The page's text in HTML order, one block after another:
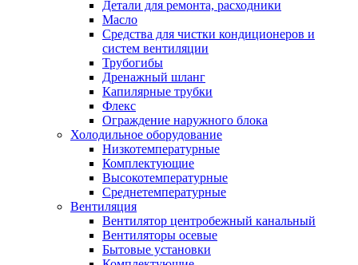
Детали для ремонта, расходники
Масло
Средства для чистки кондиционеров и
систем вентиляции
Трубогибы
Дренажный шланг
Капилярные трубки
Флекс
Ограждение наружного блока
Холодильное оборудование
Низкотемпературные
Комплектующие
Высокотемпературные
Среднетемпературные
Вентиляция
Вентилятор центробежный канальный
Вентиляторы осевые
Бытовые установки